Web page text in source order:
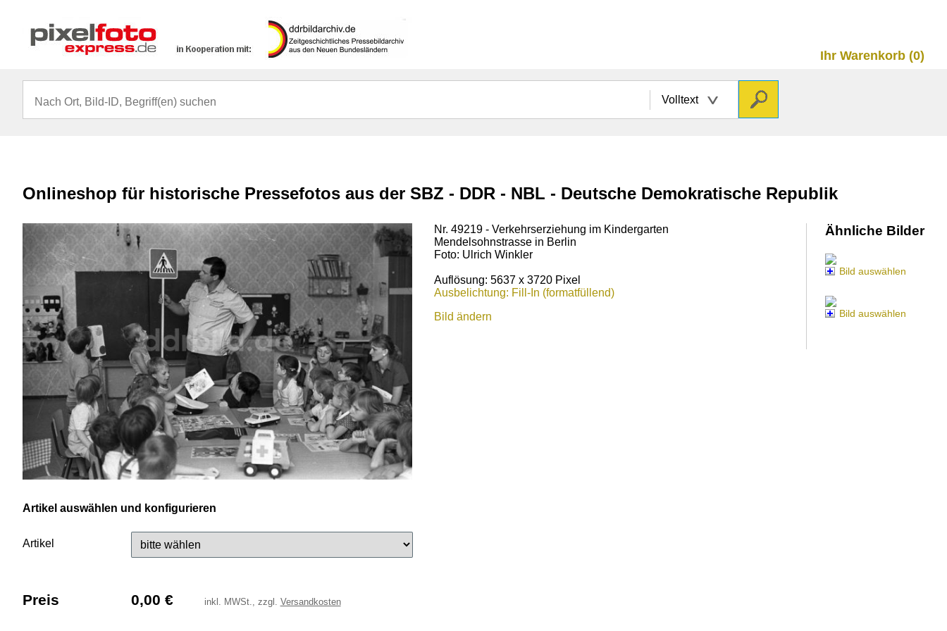
Ihr Warenkorb (0)
Volltext
Onlineshop für historische Pressefotos aus der SBZ - DDR - NBL - Deutsche Demokratische Republik
Nr. 49219 - Verkehrserziehung im Kindergarten
Mendelsohnstrasse in Berlin
Foto: Ulrich Winkler
Auflösung: 5637 x 3720 Pixel
Ausbelichtung: Fill-In (formatfüllend)
Bild ändern
Artikel auswählen und konfigurieren
Artikel
Preis 0,00 € inkl. MWSt., zzgl. Versandkosten
Ähnliche Bilder
Bild auswählen
Bild auswählen